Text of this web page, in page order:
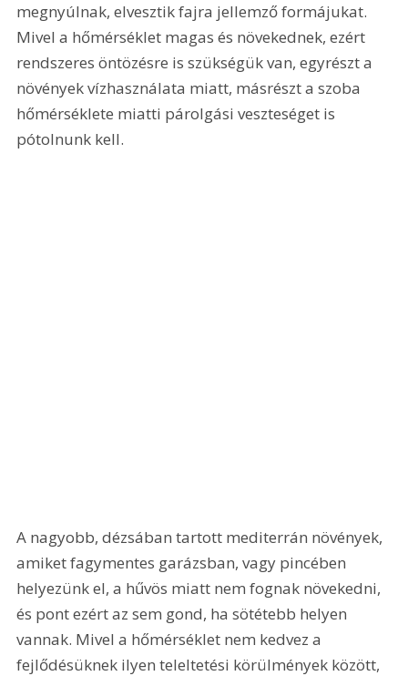
megnyúlnak, elvesztik fajra jellemző formájukat.
Mivel a hőmérséklet magas és növekednek, ezért
rendszeres öntözésre is szükségük van, egyrészt a
növények vízhasználata miatt, másrészt a szoba
hőmérséklete miatti párolgási veszteséget is
pótolnunk kell.
A nagyobb, dézsában tartott mediterrán növények,
amiket fagymentes garázsban, vagy pincében
helyezünk el, a hűvös miatt nem fognak növekedni,
és pont ezért az sem gond, ha sötétebb helyen
vannak. Mivel a hőmérséklet nem kedvez a
fejlődésüknek ilyen teleltetési körülmények között,